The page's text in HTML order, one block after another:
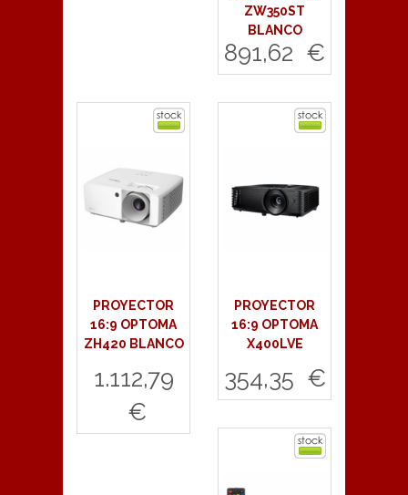
ZW350ST
BLANCO
891,62 €
Comprar
PROYECTOR
16:9 OPTOMA
ZH420 BLANCO
1.112,79
€
PROYECTOR
16:9 OPTOMA
X400LVE
354,35 €
Comprar